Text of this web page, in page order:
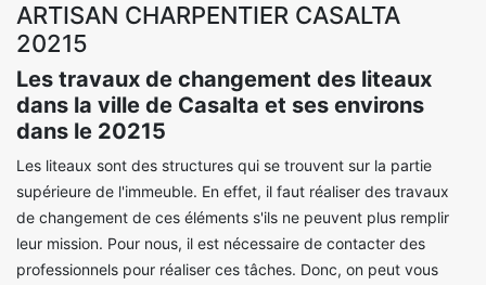
ARTISAN CHARPENTIER CASALTA
20215
Les travaux de changement des liteaux
dans la ville de Casalta et ses environs
dans le 20215
Les liteaux sont des structures qui se trouvent sur la partie
supérieure de l'immeuble. En effet, il faut réaliser des travaux
de changement de ces éléments s'ils ne peuvent plus remplir
leur mission. Pour nous, il est nécessaire de contacter des
professionnels pour réaliser ces tâches. Donc, on peut vous